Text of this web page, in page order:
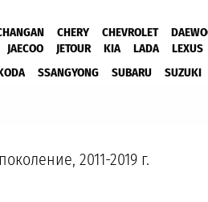
CHERY CHEVROLET
JAECOO JETOUR KIA LADA LEXUS
SSANGYONG SUBARU SUZUKI
2011-2019 г.